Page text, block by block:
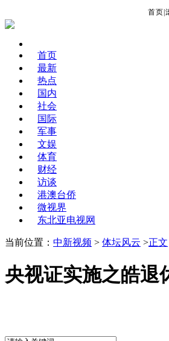
首页
首页
最新
热点
国内
社会
国际
军事
文娱
体育
财经
访谈
港澳台侨
微视界
东北亚电视网
当前位置： 中新视频 > 体坛风云 >正文
央视证实施之皓退